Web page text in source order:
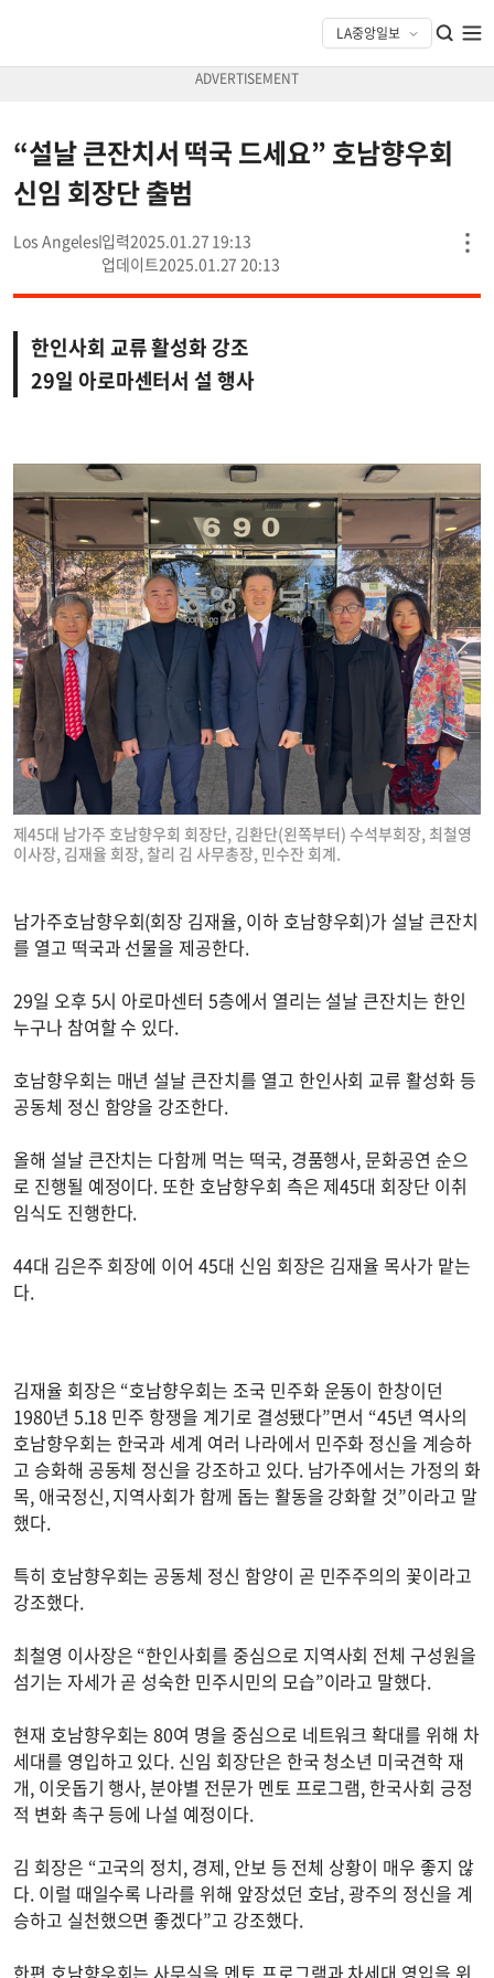
“설날 큰잔치서 떡국 드세요” 호남향우회
신임 회장단 출범
Los Angeles
2025.01.27 19:13
2025.01.27 20:13
한인사회 교류 활성화 강조
29일 아로마센터서 설 행사
제45대 남가주 호남향우회 회장단, 김환단(왼쪽부터) 수석부회장, 최철영
이사장, 김재율 회장, 찰리 김 사무총장, 민수잔 회계.
남가주호남향우회(회장 김재율, 이하 호남향우회)가 설날 큰잔치
를 열고 떡국과 선물을 제공한다.
29일 오후 5시 아로마센터 5층에서 열리는 설날 큰잔치는 한인
누구나 참여할 수 있다.
호남향우회는 매년 설날 큰잔치를 열고 한인사회 교류 활성화 등
공동체 정신 함양을 강조한다.
올해 설날 큰잔치는 다함께 먹는 떡국, 경품행사, 문화공연 순으
로 진행될 예정이다. 또한 호남향우회 측은 제45대 회장단 이취
임식도 진행한다.
44대 김은주 회장에 이어 45대 신임 회장은 김재율 목사가 맡는
다.
김재율 회장은 “호남향우회는 조국 민주화 운동이 한창이던
1980년 5.18 민주 항쟁을 계기로 결성됐다”면서 “45년 역사의
호남향우회는 한국과 세계 여러 나라에서 민주화 정신을 계승하
고 승화해 공동체 정신을 강조하고 있다. 남가주에서는 가정의 화
목, 애국정신, 지역사회가 함께 돕는 활동을 강화할 것”이라고 말
했다.
특히 호남향우회는 공동체 정신 함양이 곧 민주주의의 꽃이라고
강조했다.
최철영 이사장은 “한인사회를 중심으로 지역사회 전체 구성원을
섬기는 자세가 곧 성숙한 민주시민의 모습”이라고 말했다.
현재 호남향우회는 80여 명을 중심으로 네트워크 확대를 위해 차
세대를 영입하고 있다. 신임 회장단은 한국 청소년 미국견학 재
개, 이웃돕기 행사, 분야별 전문가 멘토 프로그램, 한국사회 긍정
적 변화 촉구 등에 나설 예정이다.
김 회장은 “고국의 정치, 경제, 안보 등 전체 상황이 매우 좋지 않
다. 이럴 때일수록 나라를 위해 앞장섰던 호남, 광주의 정신을 계
승하고 실천했으면 좋겠다”고 강조했다.